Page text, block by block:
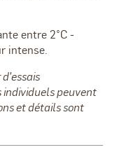
entre 2°C -
intense.
individuels peuvent
et détails sont